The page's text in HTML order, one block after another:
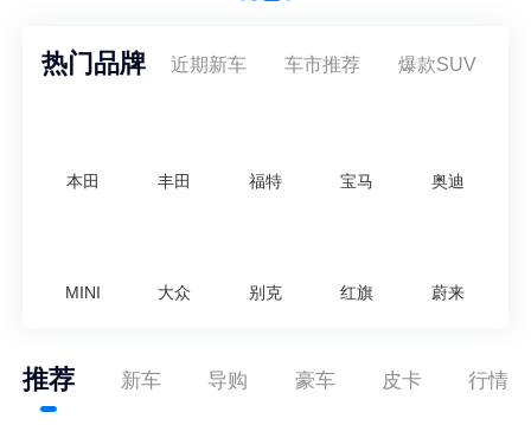
热门品牌 近期新车 车市推荐 爆款SUV
本田 丰田 福特 宝马 奥迪
MINI 大众 别克 红旗 蔚来
推荐 新车 导购 豪车 皮卡 行情